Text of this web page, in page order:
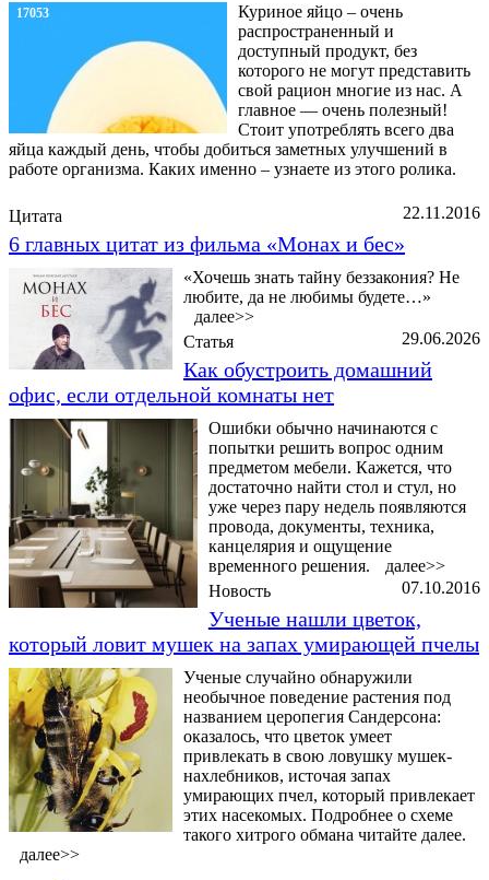
17053
Куриное яйцо – очень
распространенный и
доступный продукт, без
которого не могут представить
свой рацион многие из нас. А
главное — очень полезный!
Стоит употреблять всего два
яйца каждый день, чтобы добиться заметных улучшений в
работе организма. Каких именно – узнаете из этого ролика.
22.11.2016
Цитата
6 главных цитат из фильма «Монах и бес»
«Хочешь знать тайну беззакония? Не
любите, да не любимы будете…»
далее>>
29.06.2026
Статья
Как обустроить домашний
офис, если отдельной комнаты нет
Ошибки обычно начинаются с
попытки решить вопрос одним
предметом мебели. Кажется, что
достаточно найти стол и стул, но
уже через пару недель появляются
провода, документы, техника,
канцелярия и ощущение
временного решения.
далее>>
07.10.2016
Новость
Ученые нашли цветок,
который ловит мушек на запах умирающей пчелы
Ученые случайно обнаружили
необычное поведение растения под
названием церопегия Сандерсона:
оказалось, что цветок умеет
привлекать в свою ловушку мушек-
нахлебников, источая запах
умирающих пчел, который привлекает
этих насекомых. Подробнее о схеме
такого хитрого обмана читайте далее.
далее>>